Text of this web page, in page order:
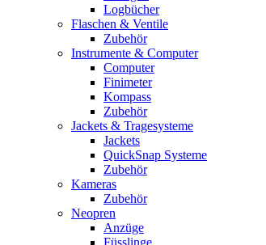
Logbücher
Flaschen & Ventile
Zubehör
Instrumente & Computer
Computer
Finimeter
Kompass
Zubehör
Jackets & Tragesysteme
Jackets
QuickSnap Systeme
Zubehör
Kameras
Zubehör
Neopren
Anzüge
Füsslinge